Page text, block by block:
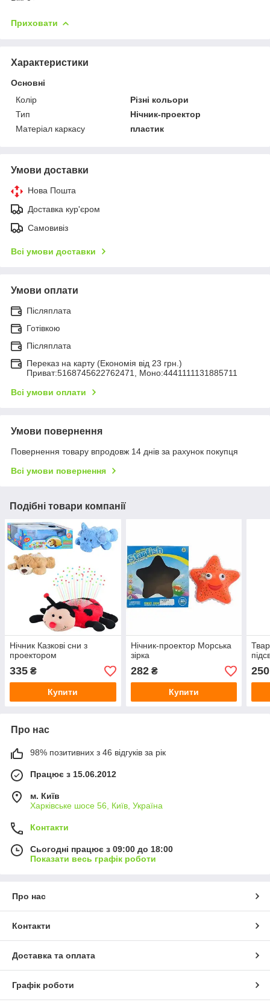
Приховати
Характеристики
Основні
Колір
Різні кольори
Тип
Нічник-проектор
Матеріал каркасу
пластик
Умови доставки
Нова Пошта
Доставка кур'єром
Самовивіз
Всі умови доставки
Умови оплати
Післяплата
Готівкою
Післяплата
Переказ на карту (Економія від 23 грн.)
Приват:5168745622762471, Моно:4441111131885711
Всі умови оплати
Умови повернення
Повернення товару впродовж 14 днів за рахунок покупця
Всі умови повернення
Подібні товари компанії
Нічник Казкові сни з
проектором
335 ₴
Купити
Нічник-проектор Морська
зірка
282₴
Купити
250
Про нас
98% позитивних з 46 відгуків за рік
Працює з 15.06.2012
м. Київ
Харківське шосе 56, Київ, Україна
Контакти
Сьогодні працює з 09:00 до 18:00
Показати весь графік роботи
Про нас
Контакти
Доставка та оплата
Графік роботи